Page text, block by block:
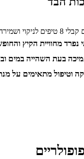
מחוויית הקיץ
בעת השהייה במים
וטיפול מתאימים על